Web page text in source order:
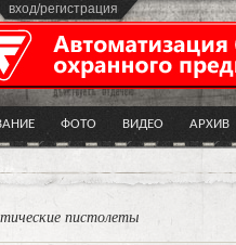
вход/регистрация
ФОТО ВИДЕО АРХИВ
пистолеты